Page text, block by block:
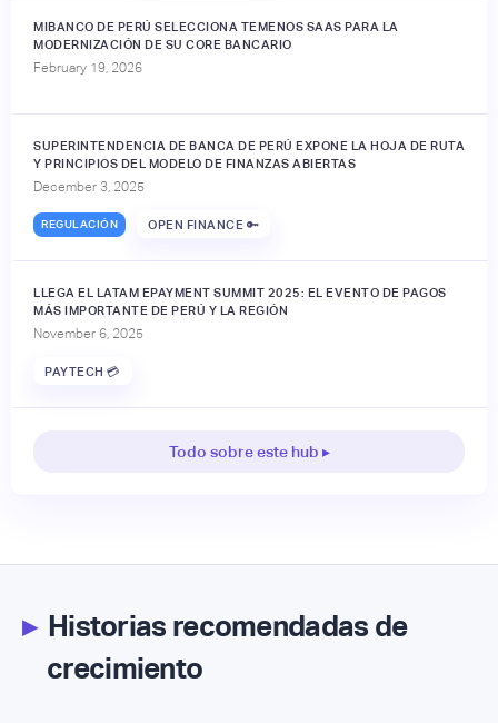
MIBANCO DE PERÚ SELECCIONA TEMENOS SAAS PARA LA
MODERNIZACIÓN DE SU CORE BANCARIO
February 19, 2026
SUPERINTENDENCIA DE BANCA DE PERÚ EXPONE LA HOJA DE RUTA
Y PRINCIPIOS DEL MODELO DE FINANZAS ABIERTAS
December 3, 2025
REGULACIÓN OPEN FINANCE 🔑
LLEGA EL LATAM EPAYMENT SUMMIT 2025: EL EVENTO DE PAGOS
MÁS IMPORTANTE DE PERÚ Y LA REGIÓN
November 6, 2025
PAYTECH 💳
Todo sobre este hub ▸
▸Historias recomendadas de
crecimiento